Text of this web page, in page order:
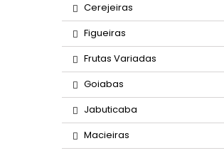
Cerejeiras
Figueiras
Frutas Variadas
Goiabas
Jabuticaba
Macieiras